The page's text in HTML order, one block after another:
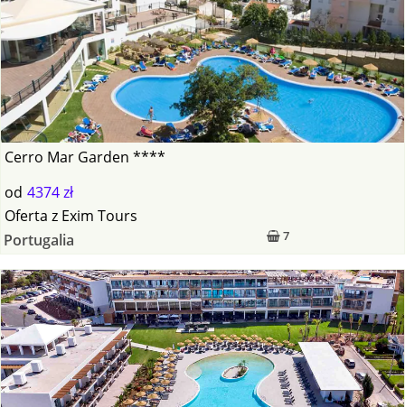
Cerro Mar Garden ****
od 4374 zł
7
Oferta z Exim Tours
Portugalia